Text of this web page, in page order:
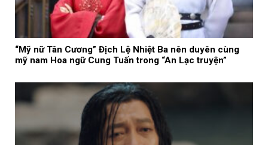
“Mỹ nữ Tân Cương” Địch Lệ Nhiệt Ba nên duyên cùng
mỹ nam Hoa ngữ Cung Tuấn trong “An Lạc truyện”